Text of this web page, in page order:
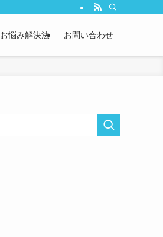
お悩み解決法 お問い合わせ